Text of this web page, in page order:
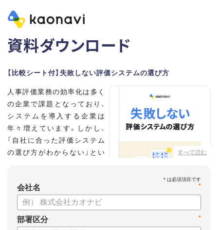
資料ダウンロード
【比較シート付】失敗しない評価システムの選び方
すべて読む
人事評価業務の効率化は多く
の企業で課題となっており、
システムを導入する企業は
年々増えています。しかし、
「自社に合った評価システム
の選び方がわからない」とい
こちらの資料では、
・人事評価システムが必要な企業の特徴
・導入検討に必要な3つの視点
*
会社名
*
部署区分